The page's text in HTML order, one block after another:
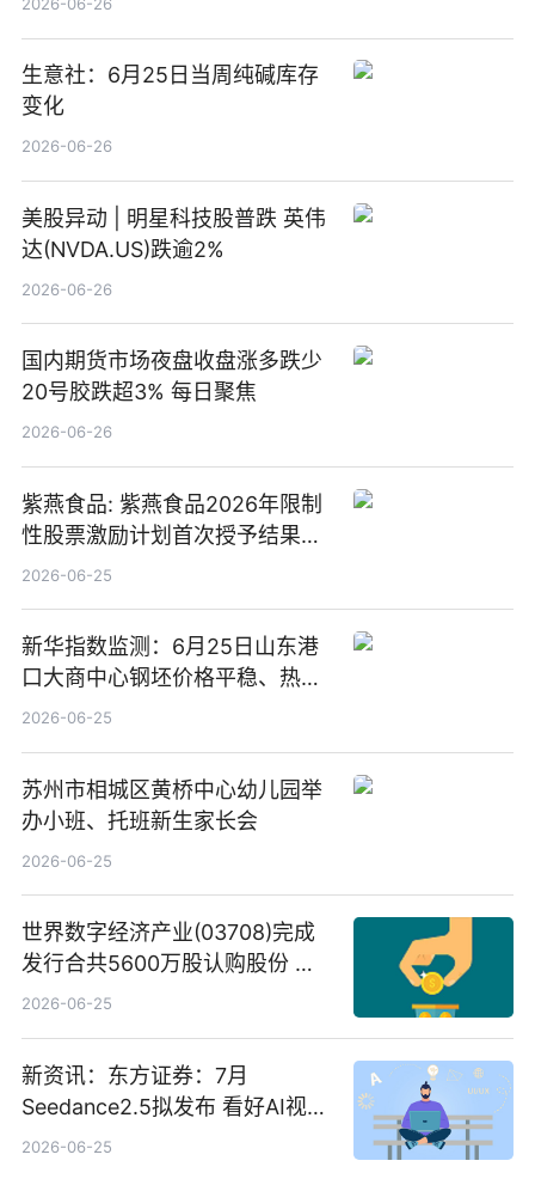
生意社：6月25日当周纯碱库存
变化
2026-06-26
美股异动 | 明星科技股普跌 英伟
达(NVDA.US)跌逾2%
2026-06-26
国内期货市场夜盘收盘涨多跌少
20号胶跌超3% 每日聚焦
2026-06-26
紫燕食品: 紫燕食品2026年限制
性股票激励计划首次授予结果公
告-微资讯
2026-06-25
新华指数监测：6月25日山东港
口大商中心钢坯价格平稳、热轧
C料价格微幅下跌
2026-06-25
苏州市相城区黄桥中心幼儿园举
办小班、托班新生家长会
2026-06-25
世界数字经济产业(03708)完成
发行合共5600万股认购股份 净
筹约1007万港元 独家焦点
2026-06-25
新资讯：东方证券：7月
Seedance2.5拟发布 看好AI视频
创作工作流进一步提效
2026-06-25